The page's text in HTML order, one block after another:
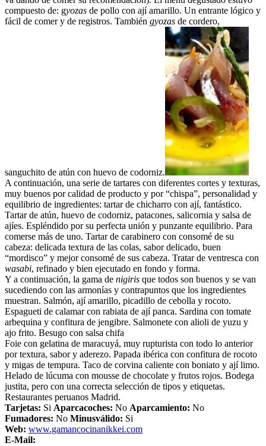
compuesto de: gyozas de pollo con ají amarillo. Un entrante lógico y
fácil de comer y de registros. También gyozas de cordero,
sanguchito de atún con huevo de codorniz.
A continuación, una serie de tartares con diferentes cortes y texturas,
muy buenos por calidad de producto y por “chispa”, personalidad y
equilibrio de ingredientes: tartar de chicharro con ají, fantástico.
Tartar de atún, huevo de codorniz, patacones, salicornia y salsa de
ajíes. Espléndido por su perfecta unión y punzante equilibrio. Para
comerse más de uno. Tartar de carabinero con consomé de su
cabeza: delicada textura de las colas, sabor delicado, buen
“mordisco” y mejor consomé de sus cabeza. Tratar de ventresca con
wasabi, refinado y bien ejecutado en fondo y forma.
Y a continuación, la gama de nigiris que todos son buenos y se van
sucediendo con las armonías y contrapuntos que los ingredientes
muestran. Salmón, ají amarillo, picadillo de cebolla y rocoto.
Espagueti de calamar con rabiata de ají panca. Sardina con tomate
arbequina y confitura de jengibre. Salmonete con alioli de yuzu y
ajo frito. Besugo con salsa chifa
Foie con gelatina de maracuyá, muy rupturista con todo lo anterior
por textura, sabor y aderezo. Papada ibérica con confitura de rocoto
y migas de tempura. Taco de corvina caliente con boniato y ají limo.
Helado de lúcuma con mousse de chocolate y frutos rojos. Bodega
justita, pero con una correcta selección de tipos y etiquetas.
Restaurantes peruanos Madrid.
Tarjetas: Si Aparcacoches: No Aparcamiento: No
Fumadores: No Minusválido: Si
Web: www.gamancocinanikkei.com
E-Mail: